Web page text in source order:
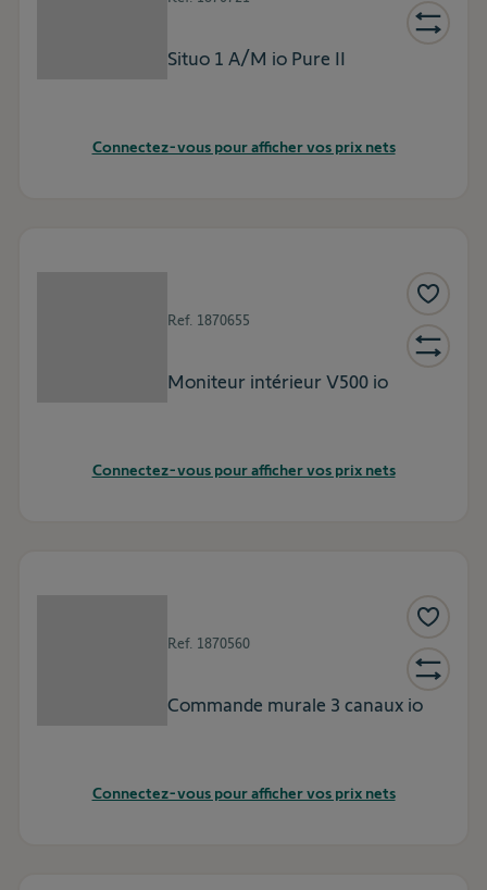
Situo 1 A/M io Pure II
Connectez-vous pour afficher vos prix nets
Ref. 1870655
Moniteur intérieur V500 io
Connectez-vous pour afficher vos prix nets
Ref. 1870560
Commande murale 3 canaux io
Connectez-vous pour afficher vos prix nets